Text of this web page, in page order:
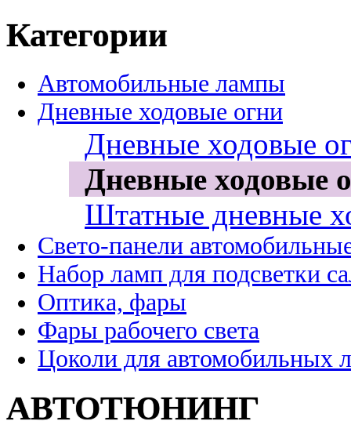
Категории
Автомобильные лампы
Дневные ходовые огни
Дневные ходовые
Дневные ходовые
Штатные дневные
Свето-панели
Набор ламп для подсветки
Оптика, фары
Фары рабочего света
Цоколи для автомобильных
АВТОТЮНИНГ